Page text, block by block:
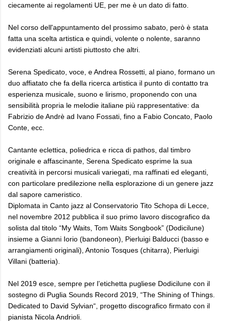
ciecamente ai regolamenti UE, per me è un dato di fatto.
Nel corso dell'appuntamento del prossimo sabato, però è stata
fatta una scelta artistica e quindi, volente o nolente, saranno
evidenziati alcuni artisti piuttosto che altri.
Serena Spedicato, voce, e Andrea Rossetti, al piano, formano un
duo affiatato che fa della ricerca artistica il punto di contatto tra
esperienza musicale, suono e lirismo, proponendo con una
sensibilità propria le melodie italiane più rappresentative: da
Fabrizio de Andrè ad Ivano Fossati, fino a Fabio Concato, Paolo
Conte, ecc.
Cantante eclettica, poliedrica e ricca di pathos, dal timbro
originale e affascinante, Serena Spedicato esprime la sua
creatività in percorsi musicali variegati, ma raffinati ed eleganti,
con particolare predilezione nella esplorazione di un genere jazz
dal sapore cameristico.
Diplomata in Canto jazz al Conservatorio Tito Schopa di Lecce,
nel novembre 2012 pubblica il suo primo lavoro discografico da
solista dal titolo “My Waits, Tom Waits Songbook” (Dodicilune)
insieme a Gianni Iorio (bandoneon), Pierluigi Balducci (basso e
arrangiamenti originali), Antonio Tosques (chitarra), Pierluigi
Villani (batteria).
Nel 2019 esce, sempre per l’etichetta pugliese Dodicilune con il
sostegno di Puglia Sounds Record 2019, “The Shining of Things.
Dedicated to David Sylvian“, progetto discografico firmato con il
pianista Nicola Andrioli.